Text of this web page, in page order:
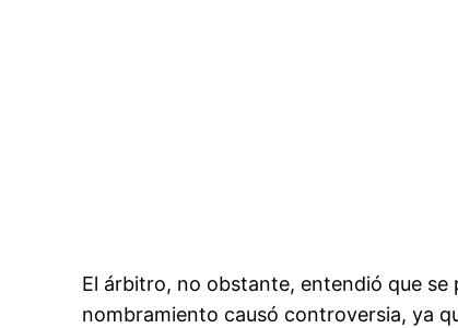
El árbitro, no obstante, entendió que se
nombramiento causó controversia, ya